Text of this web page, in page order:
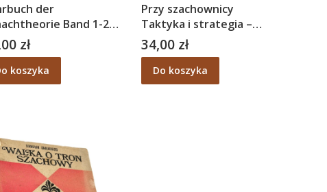
der
Band 1-2 -
Suetin
zł
koszyka
Przy szachownicy
Taktyka i strategia –
Tadeusz Czarnecki
Cena
34,00 zł
Do koszyka